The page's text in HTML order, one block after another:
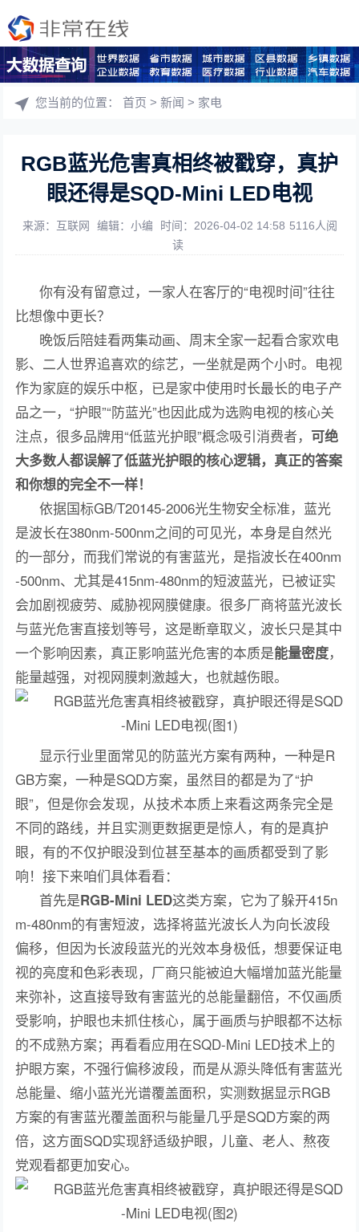
您当前的位置：首页 >新闻 > 家电
RGB蓝光危害真相终被戳穿，真护
眼还得是SQD-Mini LED电视
来源：互联网 编辑：小编 时间：2026-04-02 14:58 5116人阅
读
你有没有留意过，一家人在客厅的“电视时间”往往
比想像中更长？
晚饭后陪娃看两集动画、周末全家一起看合家欢电
影、二人世界追喜欢的综艺，一坐就是两个小时。电视
作为家庭的娱乐中枢，已是家中使用时长最长的电子产
品之一，“护眼”“防蓝光”也因此成为选购电视的核心关
注点，很多品牌用“低蓝光护眼”概念吸引消费者， 可绝
大多数人都误解了低蓝光护眼的核心逻辑，真正的答案
和你想的完全不一样！
依据国标GB/T20145-2006光生物安全标准，蓝光
是波长在380nm-500nm之间的可见光，本身是自然光
的一部分，而我们常说的有害蓝光，是指波长在400nm
-500nm、尤其是415nm-480nm的短波蓝光，已被证实
会加剧视疲劳、威胁视网膜健康。很多厂商将蓝光波长
与蓝光危害直接划等号，这是断章取义，波长只是其中
一个影响因素，真正影响蓝光危害的本质是能量密度，
能量越强，对视网膜刺激越大，也就越伤眼。
显示行业里面常见的防蓝光方案有两种，一种是R
GB方案，一种是SQD方案，虽然目的都是为了“护
眼”，但是你会发现，从技术本质上来看这两条完全是
不同的路线，并且实测更数据更是惊人，有的是真护
眼，有的不仅护眼没到位甚至基本的画质都受到了影
响！接下来咱们具体看看：
首先是RGB-Mini LED这类方案，它为了躲开415n
m-480nm的有害短波，选择将蓝光波长人为向长波段
偏移，但因为长波段蓝光的光效本身极低，想要保证电
视的亮度和色彩表现，厂商只能被迫大幅增加蓝光能量
来弥补，这直接导致有害蓝光的总能量翻倍，不仅画质
受影响，护眼也未抓住核心，属于画质与护眼都不达标
的不成熟方案；再看看应用在SQD-Mini LED技术上的
护眼方案，不强行偏移波段，而是从源头降低有害蓝光
总能量、缩小蓝光光谱覆盖面积，实测数据显示RGB
方案的有害蓝光覆盖面积与能量几乎是SQD方案的两
倍，这方面SQD实现舒适级护眼，儿童、老人、熬夜
党观看都更加安心。